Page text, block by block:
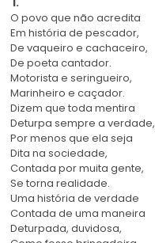
O povo que não acredita
Em história de pescador,
De vaqueiro e cachaceiro,
De poeta cantador.
Motorista e seringueiro,
Marinheiro e caçador.
Dizem que toda mentira
Deturpa sempre a verdade,
Por menos que ela seja
Dita na sociedade,
Contada por muita gente,
Se torna realidade.
Uma história de verdade
Contada de uma maneira
Deturpada, duvidosa,